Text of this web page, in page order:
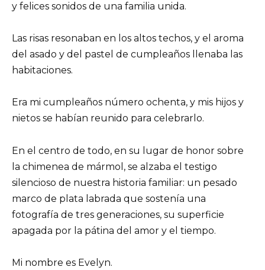
y felices sonidos de una familia unida.
Las risas resonaban en los altos techos, y el aroma
del asado y del pastel de cumpleaños llenaba las
habitaciones.
Era mi cumpleaños número ochenta, y mis hijos y
nietos se habían reunido para celebrarlo.
En el centro de todo, en su lugar de honor sobre
la chimenea de mármol, se alzaba el testigo
silencioso de nuestra historia familiar: un pesado
marco de plata labrada que sostenía una
fotografía de tres generaciones, su superficie
apagada por la pátina del amor y el tiempo.
Mi nombre es Evelyn.